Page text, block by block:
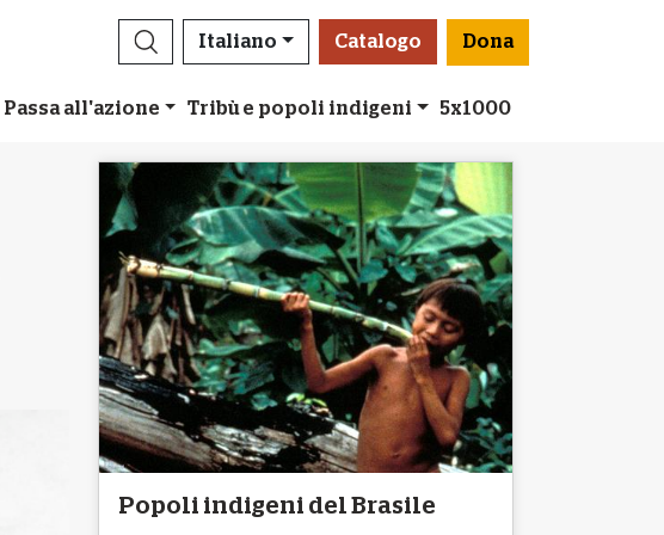
Italiano Catalogo Dona
Passa all'azione Tribù e popoli indigeni 5x1000
Popoli indigeni del Brasile